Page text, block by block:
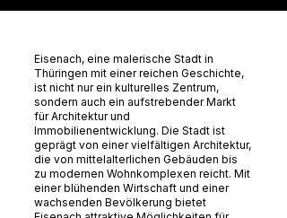
Eisenach, eine malerische Stadt in
Thüringen mit einer reichen Geschichte,
ist nicht nur ein kulturelles Zentrum,
sondern auch ein aufstrebender Markt
für Architektur und
Immobilienentwicklung. Die Stadt ist
geprägt von einer vielfältigen Architektur,
die von mittelalterlichen Gebäuden bis
zu modernen Wohnkomplexen reicht. Mit
einer blühenden Wirtschaft und einer
wachsenden Bevölkerung bietet